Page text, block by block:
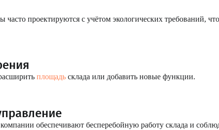
проектируются с учётом экологических требований,
площадь склада или добавить новые функции.
обеспечивают бесперебойную работу склада и